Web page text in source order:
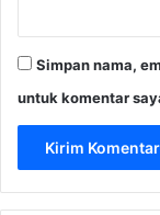
Simpan nama,
untuk komentar